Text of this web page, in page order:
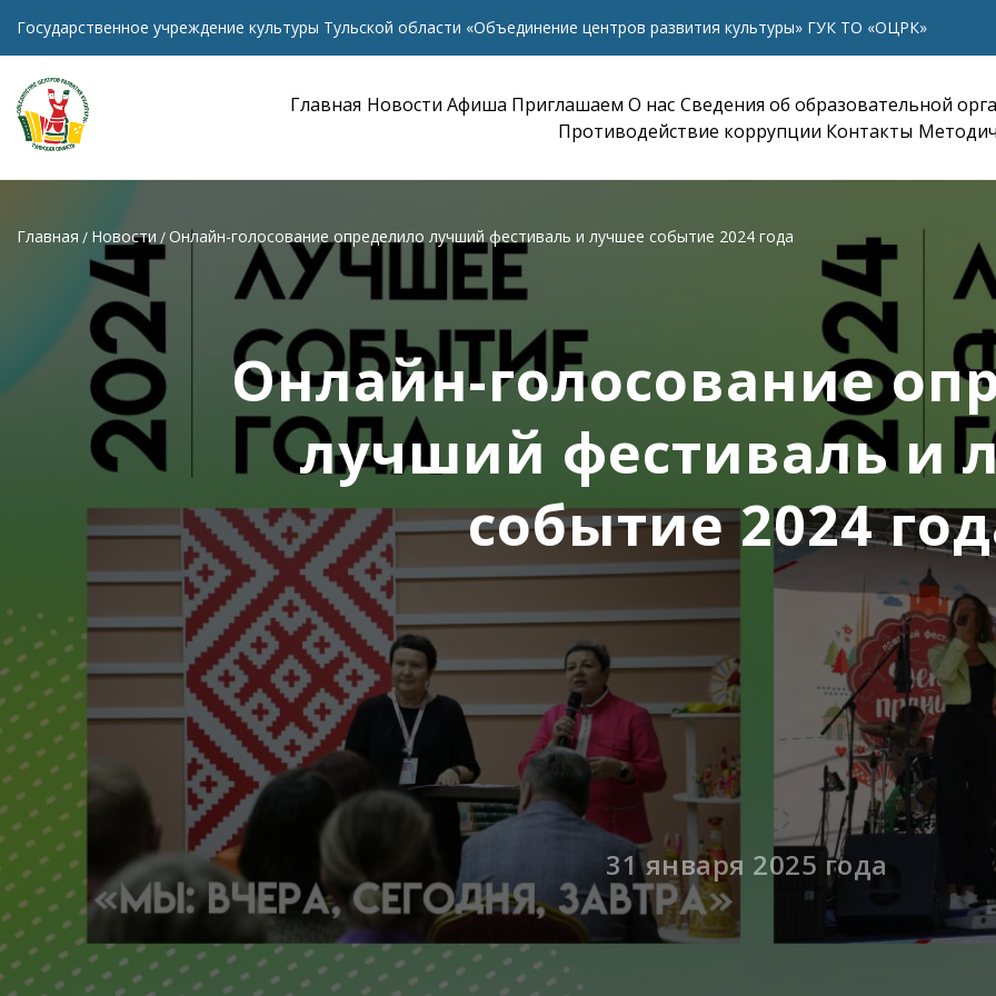
Государственное учреждение культуры Тульской области «Объединение центров развития культуры» ГУК ТО «ОЦРК»
Главная Новости Афиша Приглашаем О нас Сведения об образовательной
Противодействие коррупции Контакты
Главная Новости Онлайн-голосование определило лучший фестиваль и лучшее событие 2024 года
31 января 2025 года
Онлайн-голосование
лучший фестиваль и
событие 2024